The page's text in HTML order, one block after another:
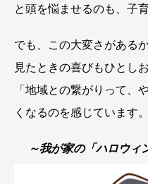
と頭を悩ませるのも、子
でも、この大変さがある
見たときの喜びもひとしお
「地域との繋がりって、
くなるのを感じています。
～我が家の「ハロウィ